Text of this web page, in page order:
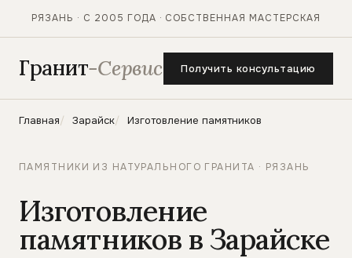
РЯЗАНЬ · С 2005 ГОДА · СОБСТВЕННАЯ МАСТЕРСКАЯ
Гранит-Сервис Получить консультацию
Главная Зарайск Изготовление памятников
ПАМЯТНИКИ ИЗ НАТУРАЛЬНОГО ГРАНИТА · РЯЗАНЬ
Изготовление
памятников в Зарайске